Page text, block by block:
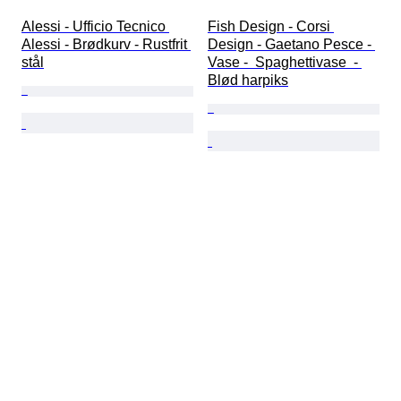
Alessi - Ufficio Tecnico
Alessi - Brødkurv - Rustfrit
stål
Fish Design - Corsi
Design - Gaetano Pesce -
Vase -  Spaghettivase  -
Blød harpiks